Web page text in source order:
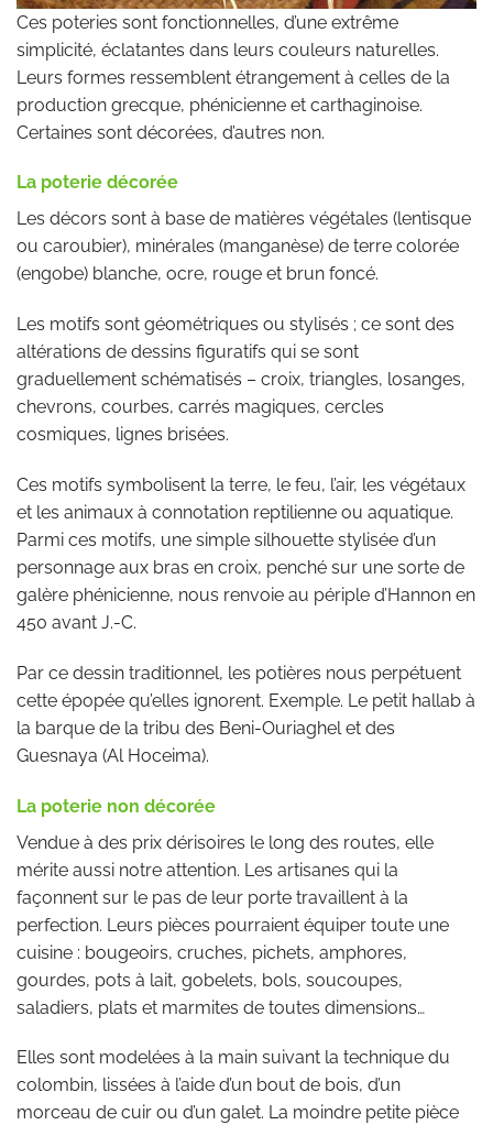
Ces poteries sont fonctionnelles, d’une extrême
simplicité, éclatantes dans leurs couleurs naturelles.
Leurs formes ressemblent étrangement à celles de la
production grecque, phénicienne et carthaginoise.
Certaines sont décorées, d’autres non.
La poterie décorée
Les décors sont à base de matières végétales (lentisque
ou caroubier), minérales (manganèse) de terre colorée
(engobe) blanche, ocre, rouge et brun foncé.
Les motifs sont géométriques ou stylisés ; ce sont des
altérations de dessins figuratifs qui se sont
graduellement schématisés – croix, triangles, losanges,
chevrons, courbes, carrés magiques, cercles
cosmiques, lignes brisées.
Ces motifs symbolisent la terre, le feu, l’air, les végétaux
et les animaux à connotation reptilienne ou aquatique.
Parmi ces motifs, une simple silhouette stylisée d’un
personnage aux bras en croix, penché sur une sorte de
galère phénicienne, nous renvoie au périple d’Hannon en
450 avant J.-C.
Par ce dessin traditionnel, les potières nous perpétuent
cette épopée qu’elles ignorent. Exemple. Le petit hallab à
la barque de la tribu des Beni-Ouriaghel et des
Guesnaya (Al Hoceima).
La poterie non décorée
Vendue à des prix dérisoires le long des routes, elle
mérite aussi notre attention. Les artisanes qui la
façonnent sur le pas de leur porte travaillent à la
perfection. Leurs pièces pourraient équiper toute une
cuisine : bougeoirs, cruches, pichets, amphores,
gourdes, pots à lait, gobelets, bols, soucoupes,
saladiers, plats et marmites de toutes dimensions…
Elles sont modelées à la main suivant la technique du
colombin, lissées à l’aide d’un bout de bois, d’un
morceau de cuir ou d’un galet. La moindre petite pièce